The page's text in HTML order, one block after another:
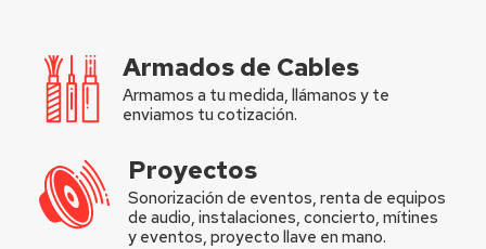
Armados de Cables
Armamos a tu medida, llámanos y te
enviamos tu cotización.
Proyectos
Sonorización de eventos, renta de equipos
de audio, instalaciones, concierto, mítines
y eventos, proyecto llave en mano.